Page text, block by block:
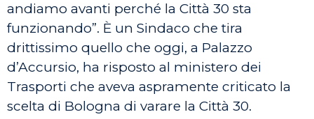
andiamo avanti perché la Città 30 sta
funzionando”. È un Sindaco che tira
drittissimo quello che oggi, a Palazzo
d’Accursio, ha risposto al ministero dei
Trasporti che aveva aspramente criticato la
scelta di Bologna di varare la Città 30.